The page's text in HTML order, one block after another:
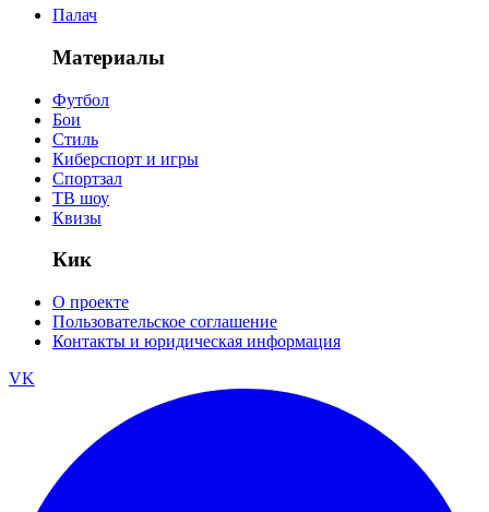
Палач
Материалы
Футбол
Бои
Стиль
Киберспорт и игры
Спортзал
ТВ шоу
Квизы
Кик
О проекте
Пользовательское соглашение
Контакты и юридическая информация
VK